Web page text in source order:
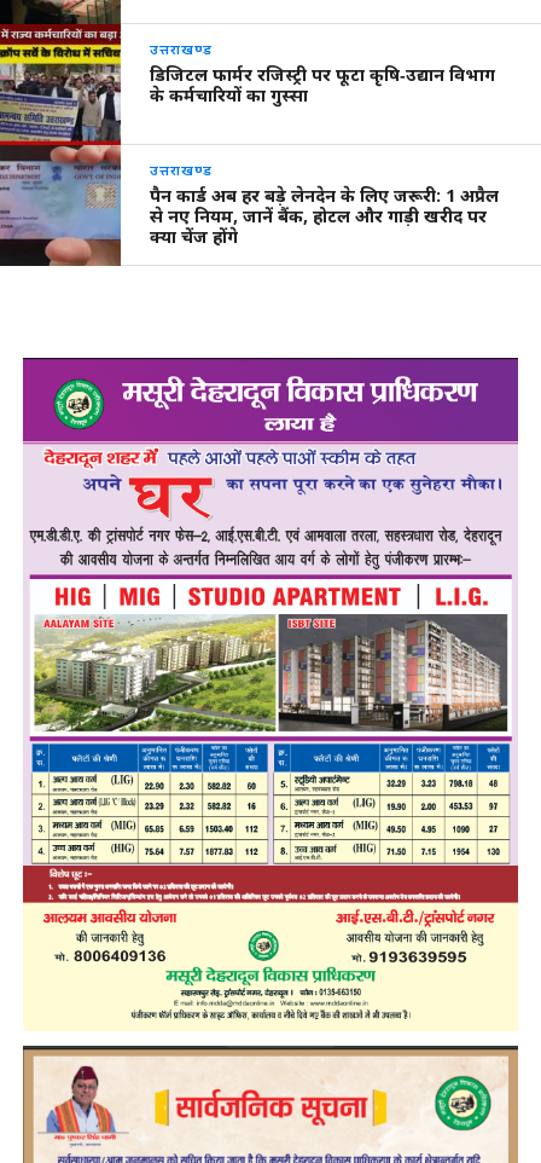
उत्तराखण्ड
डिजिटल फार्मर रजिस्ट्री पर फूटा कृषि‑उद्यान विभाग
के कर्मचारियों का गुस्सा
उत्तराखण्ड
पैन कार्ड अब हर बड़े लेनदेन के लिए जरूरी: 1 अप्रैल
से नए नियम, जानें बैंक, होटल और गाड़ी खरीद पर
क्या चेंज होंगे